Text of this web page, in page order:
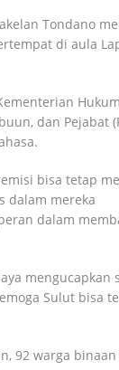
Tondano
di aula
dan Pejabat
bisa tetap
dalam mereka
dalam
mengucapkan
Sulut bisa
92 warga